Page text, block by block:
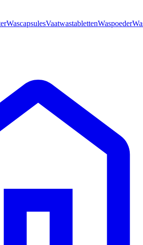
WascapsulesVaatwastablettenWaspoeder